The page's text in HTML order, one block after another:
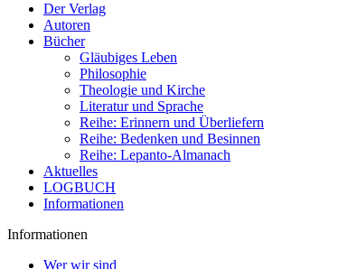
Der Verlag
Autoren
Bücher
Gläubiges Leben
Philosophie
Theologie und Kirche
Literatur und Sprache
Reihe: Erinnern und Überliefern
Reihe: Bedenken und Besinnen
Reihe: Lepanto-Almanach
Aktuelles
LOGBUCH
Informationen
Informationen
Wer wir sind